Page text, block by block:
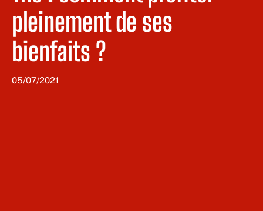
pleinement de ses
bienfaits ?
05/07/2021